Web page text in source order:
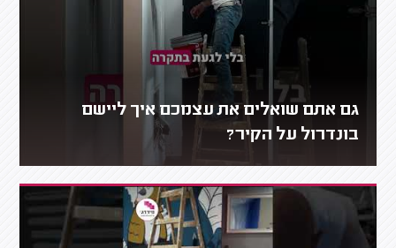
גם אתם שואלים את עצמכם איך ליישם
בונדרול על הקיר?